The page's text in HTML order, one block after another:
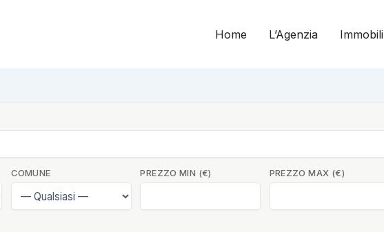
Home L’Agenzia Immobili
COMUNE PREZZO MIN (€) PREZZO MAX (€)